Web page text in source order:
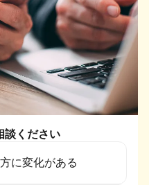
談ください
に変化がある